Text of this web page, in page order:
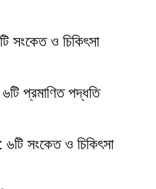
সংকেত ও চিকিৎসা
প্রমাণিত পদ্ধতি
৬টি সংকেত ও চিকিৎসা